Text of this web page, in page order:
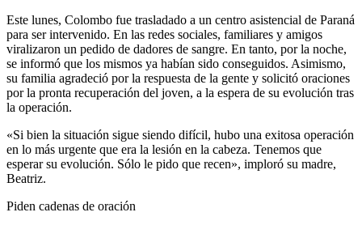
Este lunes, Colombo fue trasladado a un centro asistencial de Paraná
para ser intervenido. En las redes sociales, familiares y amigos
viralizaron un pedido de dadores de sangre. En tanto, por la noche,
se informó que los mismos ya habían sido conseguidos. Asimismo,
su familia agradeció por la respuesta de la gente y solicitó oraciones
por la pronta recuperación del joven, a la espera de su evolución tras
la operación.
«Si bien la situación sigue siendo difícil, hubo una exitosa operación
en lo más urgente que era la lesión en la cabeza. Tenemos que
esperar su evolución. Sólo le pido que recen», imploró su madre,
Beatriz.
Piden cadenas de oración